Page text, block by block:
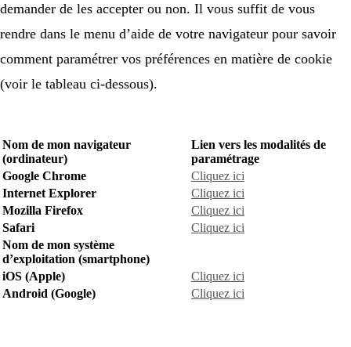
demander de les accepter ou non. Il vous suffit de vous
rendre dans le menu d’aide de votre navigateur pour savoir
comment paramétrer vos préférences en matière de cookie
(voir le tableau ci-dessous).
Nom de mon navigateur
(ordinateur)
Lien vers les modalités de
paramétrage
Google Chrome
Cliquez ici
Internet Explorer
Cliquez ici
Mozilla Firefox
Cliquez ici
Safari
Cliquez ici
Nom de mon système
d’exploitation (smartphone)
iOS (Apple)
Cliquez ici
Android (Google)
Cliquez ici